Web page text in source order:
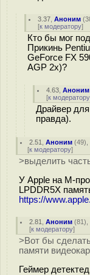
3.37 ,Аноним (
[к модератору]
Кто бы мог
Прикинь
GeForce FX
AGP 2x)?
4.63 ,Аноним
[к модератору
Драйвер
правда).
2.51 ,Аноним (49),
[к модератору]
>выделить
У Apple на M-
LPDDR5X
https://
2.81 ,Аноним (81),
[к модератору]
>Вот бы
памяти
Геймер